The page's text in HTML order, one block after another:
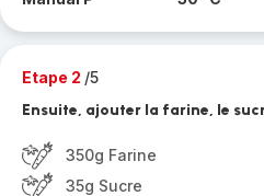
Etape 2 /5
Ensuite, ajouter la farine, le
350g Farine
35g Sucre